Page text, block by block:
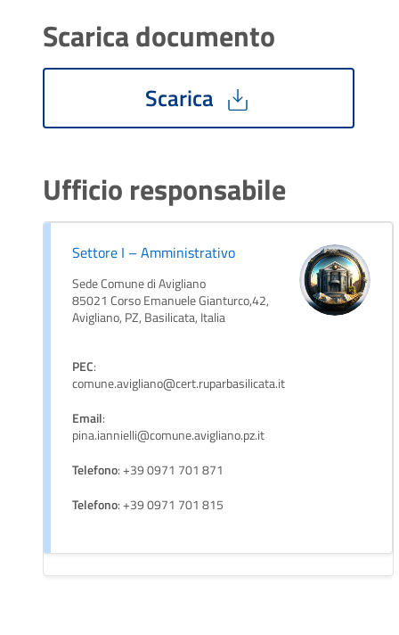
Scarica documento
Scarica
Ufficio responsabile
Settore I – Amministrativo
Sede Comune di Avigliano
85021 Corso Emanuele Gianturco,42,
Avigliano, PZ, Basilicata, Italia
PEC:
comune.avigliano@cert.ruparbasilicata.it
Email:
pina.iannielli@comune.avigliano.pz.it
Telefono: +39 0971 701 871
Telefono: +39 0971 701 815